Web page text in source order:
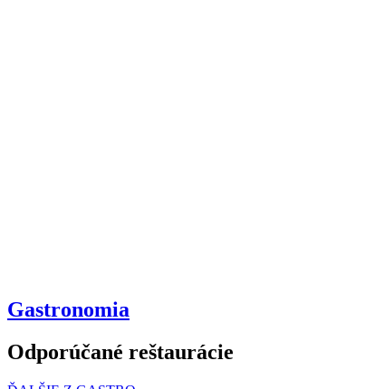
Gastronomia
Odporúčané reštaurácie